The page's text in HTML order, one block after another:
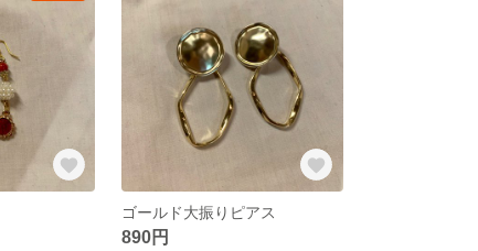
ゴールド大振りピアス
890円